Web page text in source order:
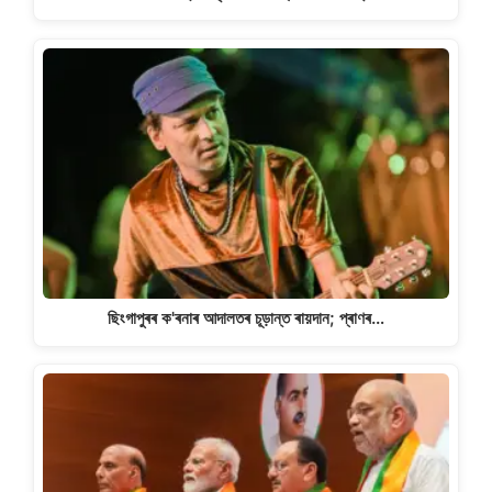
ছিংগাপুৰৰ ক'ৰনাৰ আদালতৰ চূড়ান্ত ৰায়দান; প্ৰাণৰ…